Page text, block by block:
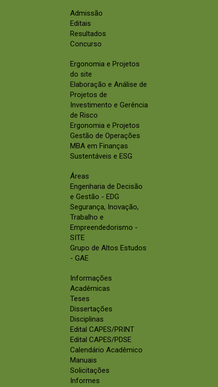
Admissão
Editais
Resultados
Concurso
Ergonomia e Projetos
do site
Elaboração e Análise de
Projetos de
Investimento e Gerência
de Risco
Ergonomia e Projetos
Gestão de Operações
MBA em Finanças
Sustentáveis e ESG
Áreas
Engenharia de Decisão
e Gestão - EDG
Segurança, Inovação,
Trabalho e
Empreendedorismo -
SITE
Grupo de Altos Estudos
- GAE
Informações
Acadêmicas
Teses
Dissertações
Disciplinas
Edital CAPES/PRINT
Edital CAPES/PDSE
Calendário Acadêmico
Manuais
Solicitações
Informes